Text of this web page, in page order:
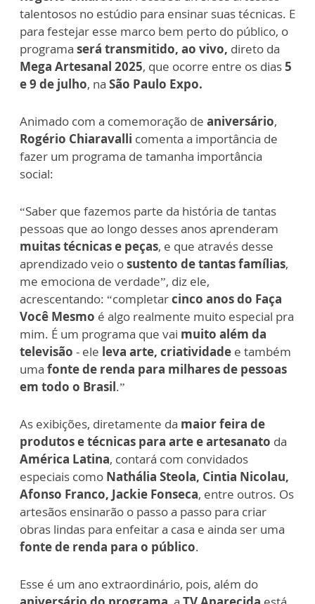
talentosos no estúdio para ensinar suas técnicas. E
para festejar esse marco bem perto do público, o
programa será transmitido, ao vivo, direto da
Mega Artesanal 2025, que ocorre entre os dias5
e 9 de julho, na São Paulo Expo.
Animado com a comemoração de aniversário,
Rogério Chiaravalli comenta a importância de
fazer um programa de tamanha importância
social:
“Saber que fazemos parte da história de tantas
pessoas que ao longo desses anos aprenderam
muitas técnicas e peças, e que através desse
aprendizado veio osustento de tantas famílias,
me emociona de verdade”, diz ele,
acrescentando: “completarcinco anos do Faça
Você Mesmo é algo realmente muito especial pra
mim. É um programa que vai muito além da
televisão - ele leva arte, criatividade e também
uma fonte de renda para milhares de pessoas
em todo o Brasil.”
As exibições, diretamente da maior feira de
produtos e técnicas para arte e artesanato da
América Latina, contará com convidados
especiais como Nathália Steola, Cintia Nicolau,
Afonso Franco, Jackie Fonseca, entre outros. Os
artesãos ensinarão o passo a passo para criar
obras lindas para enfeitar a casa e ainda ser uma
fonte de renda para o público.
Esse é um ano extraordinário, pois, além do